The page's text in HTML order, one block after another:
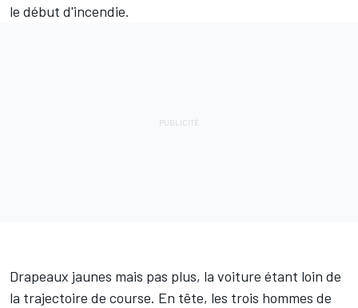
le début d'incendie.
Drapeaux jaunes mais pas plus, la voiture étant loin de
la trajectoire de course. En tête, les trois hommes de